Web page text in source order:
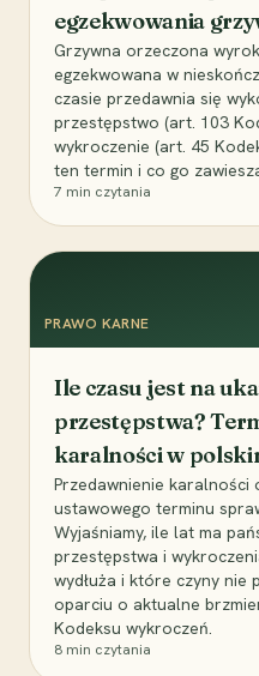
egzekwowania
Grzywna orzeczona
egzekwowana w
czasie przedawnia się
przestępstwo (art. 103
wykroczenie (art. 45
ten termin i co go
7 min czytania
PRAWO KARNE
Ile czasu jest na
przestępstwa?
karalności w
Przedawnienie karalności
ustawowego terminu
Wyjaśniamy, ile lat ma
przestępstwa i
wydłuża i które czyny
oparciu o aktualne
Kodeksu wykroczeń.
8 min czytania